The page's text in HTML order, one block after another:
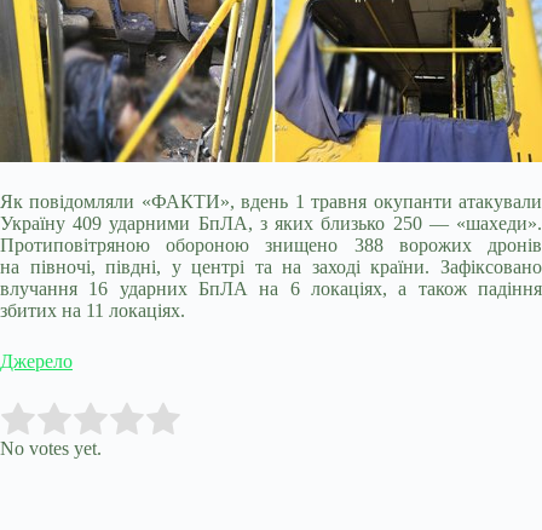
Як повідомляли «ФАКТИ», вдень 1 травня окупанти атакували
Україну 409 ударними БпЛА, з яких близько 250 — «шахеди».
Протиповітряною обороною знищено 388 ворожих дронів
на півночі, півдні, у центрі та на заході країни. Зафіксовано
влучання 16 ударних БпЛА на 6 локаціях, а також падіння
збитих на 11 локаціях.
Джерело
Rate this item:
No votes yet.